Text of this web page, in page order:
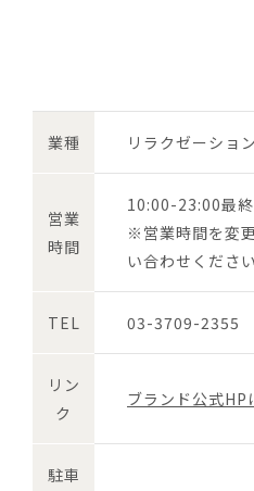
業種 リラクゼーショ
営業
時間
10:00-23:00最
※営業時間を変
い合わせくださ
TEL 03-3709-2355
リン
ク
ブランド公式HP
駐車